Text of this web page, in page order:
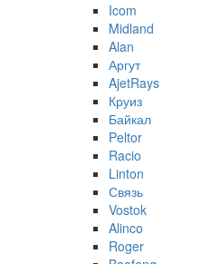
Icom
Midland
Alan
Аргут
AjetRays
Круиз
Байкал
Peltor
Racio
Linton
Связь
Vostok
Alinco
Roger